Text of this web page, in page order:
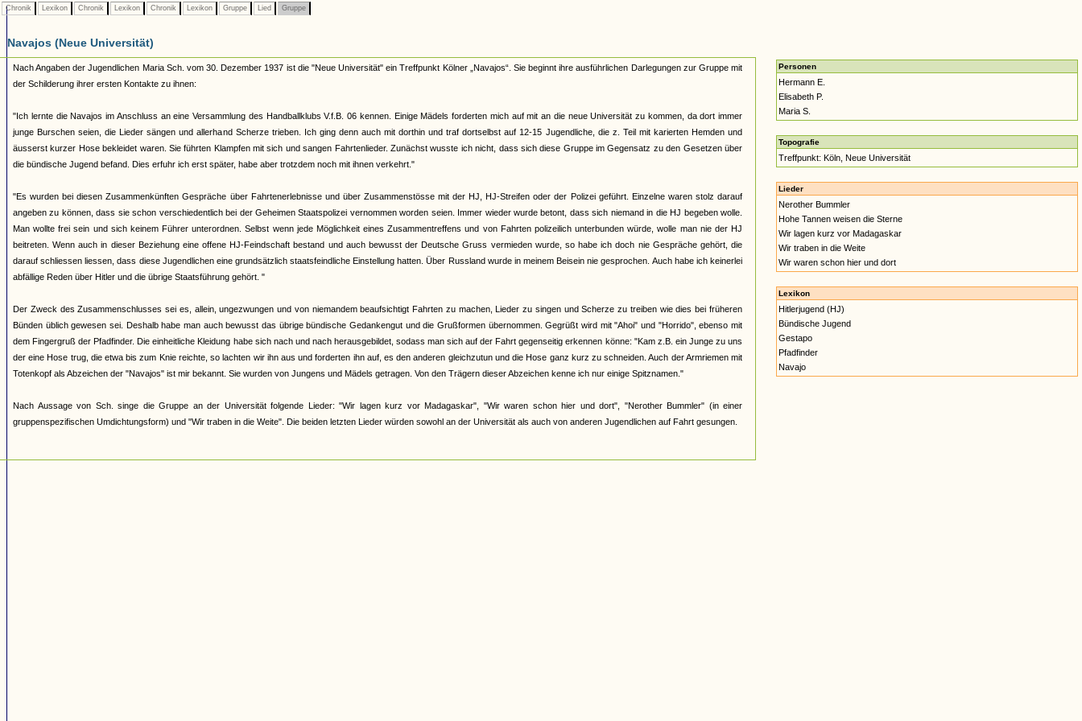
Chronik Lexikon Chronik Lexikon Chronik Lexikon Gruppe Lied Gruppe
Navajos (Neue Universität)
Nach Angaben der Jugendlichen Maria Sch. vom 30. Dezember 1937 ist die "Neue Universität" ein Treffpunkt Kölner „Navajos“. Sie beginnt ihre ausführlichen Darlegungen zur Gruppe mit
der Schilderung ihrer ersten Kontakte zu ihnen:
"Ich lernte die Navajos im Anschluss an eine Versammlung des Handballklubs V.f.B. 06 kennen. Einige Mädels forderten mich auf mit an die neue Universität zu kommen, da dort immer
junge Burschen seien, die Lieder sängen und allerhand Scherze trieben. Ich ging denn auch mit dorthin und traf dortselbst auf 12-15 Jugendliche, die z. Teil mit karierten Hemden und
äusserst kurzer Hose bekleidet waren. Sie führten Klampfen mit sich und sangen Fahrtenlieder. Zunächst wusste ich nicht, dass sich diese Gruppe im Gegensatz zu den Gesetzen über
die bündische Jugend befand. Dies erfuhr ich erst später, habe aber trotzdem noch mit ihnen verkehrt."
"Es wurden bei diesen Zusammenkünften Gespräche über Fahrtenerlebnisse und über Zusammenstösse mit der HJ, HJ-Streifen oder der Polizei geführt. Einzelne waren stolz darauf
angeben zu können, dass sie schon verschiedentlich bei der Geheimen Staatspolizei vernommen worden seien. Immer wieder wurde betont, dass sich niemand in die HJ begeben wolle.
Man wollte frei sein und sich keinem Führer unterordnen. Selbst wenn jede Möglichkeit eines Zusammentreffens und von Fahrten polizeilich unterbunden würde, wolle man nie der HJ
beitreten. Wenn auch in dieser Beziehung eine offene HJ-Feindschaft bestand und auch bewusst der Deutsche Gruss vermieden wurde, so habe ich doch nie Gespräche gehört, die
darauf schliessen liessen, dass diese Jugendlichen eine grundsätzlich staatsfeindliche Einstellung hatten. Über Russland wurde in meinem Beisein nie gesprochen. Auch habe ich keinerlei
abfällige Reden über Hitler und die übrige Staatsführung gehört. "
Der Zweck des Zusammenschlusses sei es, allein, ungezwungen und von niemandem beaufsichtigt Fahrten zu machen, Lieder zu singen und Scherze zu treiben wie dies bei früheren
Bünden üblich gewesen sei. Deshalb habe man auch bewusst das übrige bündische Gedankengut und die Grußformen übernommen. Gegrüßt wird mit "Ahoi" und "Horrido", ebenso mit
dem Fingergruß der Pfadfinder. Die einheitliche Kleidung habe sich nach und nach herausgebildet, sodass man sich auf der Fahrt gegenseitig erkennen könne: "Kam z.B. ein Junge zu uns
der eine Hose trug, die etwa bis zum Knie reichte, so lachten wir ihn aus und forderten ihn auf, es den anderen gleichzutun und die Hose ganz kurz zu schneiden. Auch der Armriemen mit
Totenkopf als Abzeichen der "Navajos" ist mir bekannt. Sie wurden von Jungens und Mädels getragen. Von den Trägern dieser Abzeichen kenne ich nur einige Spitznamen."
Nach Aussage von Sch. singe die Gruppe an der Universität folgende Lieder: "Wir lagen kurz vor Madagaskar", "Wir waren schon hier und dort", "Nerother Bummler" (in einer
gruppenspezifischen Umdichtungsform) und "Wir traben in die Weite". Die beiden letzten Lieder würden sowohl an der Universität als auch von anderen Jugendlichen auf Fahrt gesungen.
Personen
Hermann E.
Elisabeth P.
Maria S.
Topografie
Treffpunkt: Köln, Neue Universität
Lieder
Nerother Bummler
Hohe Tannen weisen die Sterne
Wir lagen kurz vor Madagaskar
Wir traben in die Weite
Wir waren schon hier und dort
Lexikon
Hitlerjugend (HJ)
Bündische Jugend
Gestapo
Pfadfinder
Navajo